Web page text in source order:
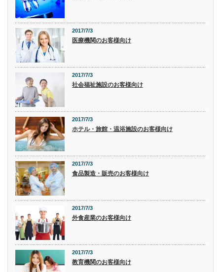
2017/7/3
医療機関のお客様向け
2017/7/3
社会福祉施設のお客様向け
2017/7/3
ホテル・旅館・温浴施設のお客様向け
2017/7/3
食品製造・販売のお客様向け
2017/7/3
外食産業のお客様向け
2017/7/3
教育機関のお客様向け